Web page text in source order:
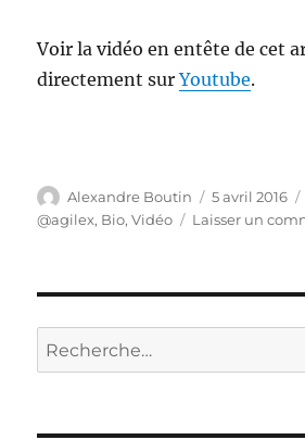
Voir la vidéo en entête de cet
directement surYoutube.
Auteur
Alexandre Boutin
Publié
le
5 avril 2016
@agilex, Bio,Vidéo Laisser un
Recherche
pour :